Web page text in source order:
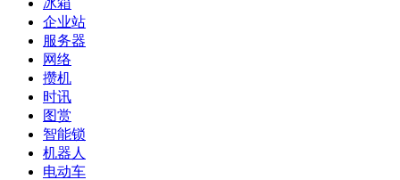
冰箱
企业站
服务器
网络
攒机
时讯
图赏
智能锁
机器人
电动车